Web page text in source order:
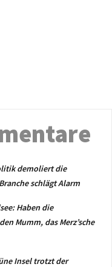
demoliert die
schlägt Alarm
Haben die
Mumm, das Merz’sche
Insel trotzt der